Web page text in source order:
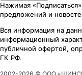
Нажимая
предложений и
Вся информация на
информационный
публичной офертой,
ГК РФ.